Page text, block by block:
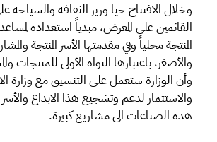
وخلال الافتتاح حيا وزير الثقافة
القائمين على المعرض، مبدياً استعداده
المنتجة محلياً وفي مقدمتها الأسر المنتجة
والأصغر، باعتبارها النواه الأولى للمنتجات
وأن الوزارة ستعمل على التنسيق مع وزارة
والاستثمار لدعم وتشجيع هذا الابداع والأسر
هذه الصناعات الى مشاريع كبيرة.